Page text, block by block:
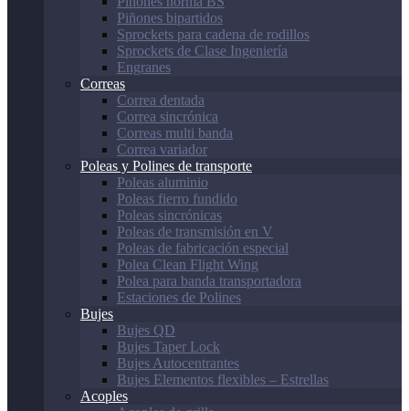
Piñones bipartidos
Sprockets para cadena de rodillos
Sprockets de Clase Ingeniería
Engranes
Correas
Correa dentada
Correa sincrónica
Correas multi banda
Correa variador
Poleas y Polines de transporte
Poleas aluminio
Poleas fierro fundido
Poleas sincrónicas
Poleas de transmisión en V
Poleas de fabricación especial
Polea Clean Flight Wing
Polea para banda transportadora
Estaciones de Polines
Bujes
Bujes QD
Bujes Taper Lock
Bujes Autocentrantes
Bujes Elementos flexibles – Estrellas
Acoples